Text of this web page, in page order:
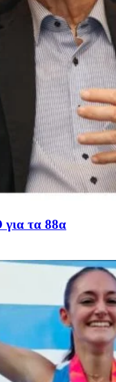
για τα 88α